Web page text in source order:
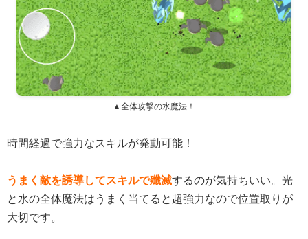
▲全体攻撃の水魔法！
時間経過で強力なスキルが発動可能！
うまく敵を誘導してスキルで殲滅するのが気持ちいい。光
と水の全体魔法はうまく当てると超強力なので位置取りが
大切です。